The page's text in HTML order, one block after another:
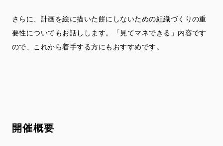
さらに、 計画を絵に描いた餅にしないための組織づくりの重
要性についても お話しします。「見てマネできる」内容です
ので、 これから着手する方にもおすすめです。
開催概要